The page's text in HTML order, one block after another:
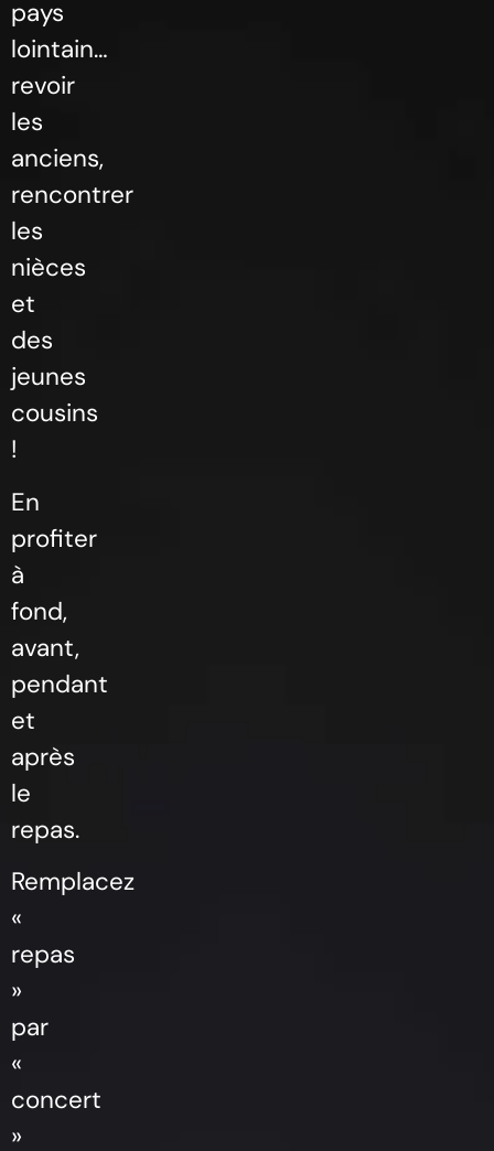
pays
lointain…
revoir
les
anciens,
rencontrer
les
nièces
et
des
jeunes
cousins
!
En
profiter
à
fond,
avant,
pendant
et
après
le
repas.
Remplacez
«
repas
»
par
«
concert
»